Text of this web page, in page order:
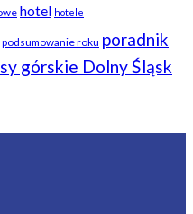
hotel hotele
podsumowanie roku poradnik
górskie Dolny Śląsk